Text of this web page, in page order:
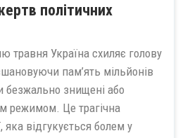
політичних
травня Україна схиляє голову
пам’ять мільйонів
безжально знищені або
режимом. Це трагічна
яка відгукується болем у